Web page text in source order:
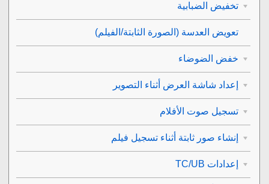
تخفيض الضبابية
تعويض العدسة (الصورة الثابتة/الفيلم)
خفض الضوضاء
إعداد شاشة العرض أثناء التصوير
تسجيل صوت الأفلام
إنشاء صور ثابتة أثناء تسجيل فيلم
إعدادات TC/UB